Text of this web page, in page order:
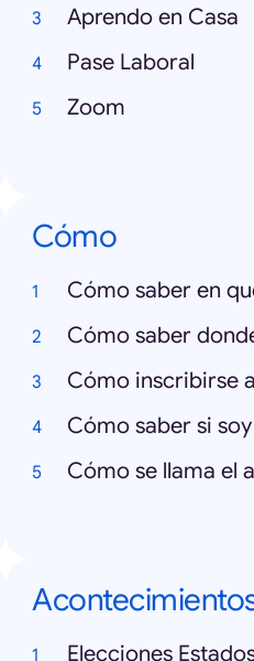
Aprendo en Casa
Pase Laboral
Zoom
Cómo
Cómo saber en
Cómo saber
Cómo inscribirse
Cómo saber si
Cómo se llama el
Elecciones